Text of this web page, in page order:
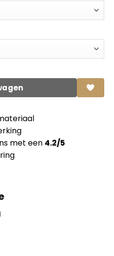
doorgaande lamel aantal
met een 4.2/5